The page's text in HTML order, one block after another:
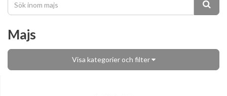
Majs
Visa kategorier och filter